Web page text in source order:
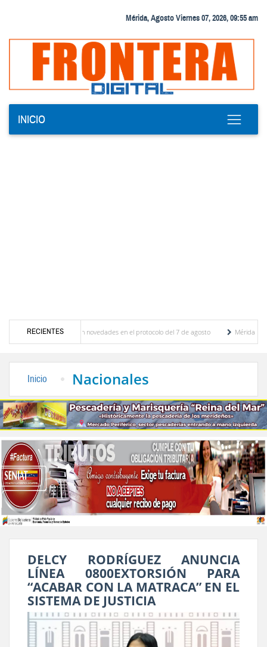
Mérida, Agosto Viernes 07, 2026, 09:55 am
INICIO
RECIENTES
y se conocieron novedades en el protocolo del 7 de agosto
Mérida territorio
Inicio Nacionales
DELCY RODRÍGUEZ ANUNCIA
LÍNEA 0800EXTORSIÓN PARA
“ACABAR CON LA MATRACA” EN EL
SISTEMA DE JUSTICIA